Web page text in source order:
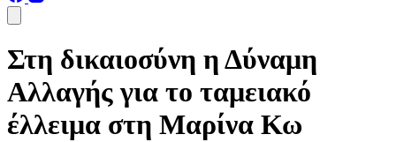
Στη δικαιοσύνη η Δύναμη
Αλλαγής για το ταμειακό
έλλειμα στη Μαρίνα Κω